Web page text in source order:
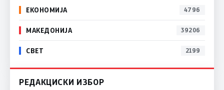
ЕКОНОМИЈА 4796
МАКЕДОНИЈА 39206
СВЕТ 2199
РЕДАКЦИСКИ ИЗБОР